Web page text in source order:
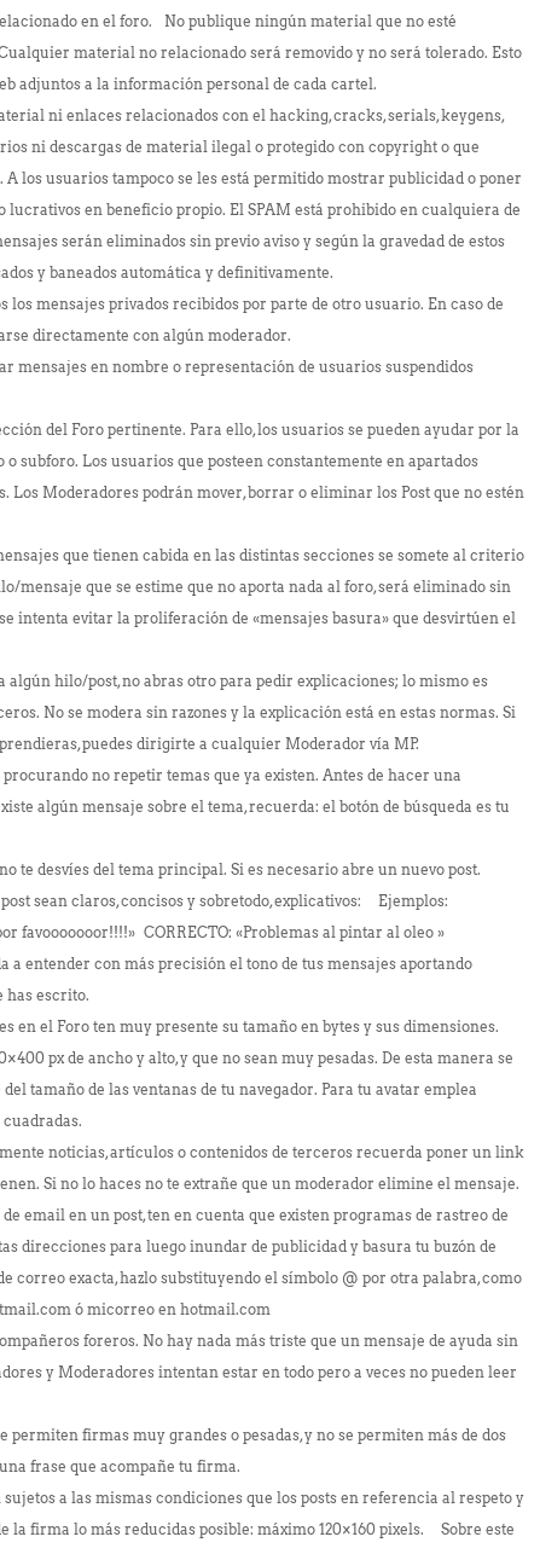
en el foro. No publique ningún material que no esté
material no relacionado será removido y no será tolerado. Esto
adjuntos a la información personal de cada cartel.
ni enlaces relacionados con el hacking, cracks, serials, keygens,
ni descargas de material ilegal o protegido con copyright o que
los usuarios tampoco se les está permitido mostrar publicidad o poner
en beneficio propio. El SPAM está prohibido en cualquiera de
serán eliminados sin previo aviso y según la gravedad de estos
y baneados automática y definitivamente.
mensajes privados recibidos por parte de otro usuario. En caso de
directamente con algún moderador.
mensajes en nombre o representación de usuarios suspendidos
del Foro pertinente. Para ello, los usuarios se pueden ayudar por la
o subforo. Los usuarios que posteen constantemente en apartados
Los Moderadores podrán mover, borrar o eliminar los Post que no estén
que tienen cabida en las distintas secciones se somete al criterio
mensaje que se estime que no aporta nada al foro, será eliminado sin
intenta evitar la proliferación de «mensajes basura» que desvirtúen el
algún hilo/post, no abras otro para pedir explicaciones; lo mismo es
No se modera sin razones y la explicación está en estas normas. Si
puedes dirigirte a cualquier Moderador vía MP.
no repetir temas que ya existen. Antes de hacer una
algún mensaje sobre el tema, recuerda: el botón de búsqueda es tu
te desvíes del tema principal. Si es necesario abre un nuevo post.
sean claros, concisos y sobretodo, explicativos: Ejemplos:
favooooooor!!!!» CORRECTO: «Problemas al pintar al oleo »
a entender con más precisión el tono de tus mensajes aportando
has escrito.
en el Foro ten muy presente su tamaño en bytes y sus dimensiones.
px de ancho y alto, y que no sean muy pesadas. De esta manera se
tamaño de las ventanas de tu navegador. Para tu avatar emplea
cuadradas.
noticias, artículos o contenidos de terceros recuerda poner un link
Si no lo haces no te extrañe que un moderador elimine el mensaje.
email en un post, ten en cuenta que existen programas de rastreo de
direcciones para luego inundar de publicidad y basura tu buzón de
correo exacta, hazlo substituyendo el símbolo @ por otra palabra, como
ó micorreo en hotmail.com
foreros. No hay nada más triste que un mensaje de ayuda sin
y Moderadores intentan estar en todo pero a veces no pueden leer
firmas muy grandes o pesadas, y no se permiten más de dos
frase que acompañe tu firma.
a las mismas condiciones que los posts en referencia al respeto y
la firma lo más reducidas posible: máximo 120×160 pixels. Sobre este